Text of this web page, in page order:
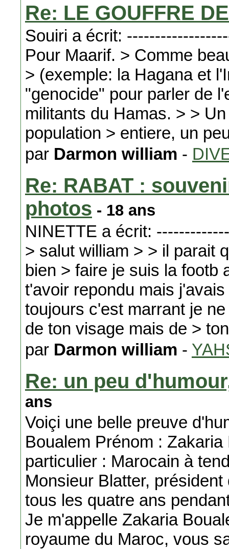
Re: LE GOUFFRE
Souiri a écrit:
Pour Maarif. > Comme
> (exemple: la Hagana et
"genocide" pour parler de
militants du Hamas. > >
population > entiere, un
par Darmon william -
Re: RABAT :
photos - 18 ans
NINETTE a écrit:
> salut william > > il parait
bien > faire je suis la footb
t'avoir repondu mais
toujours c'est marrant je
de ton visage mais de >
par Darmon william -
Re: un peu
ans
Voiçi une belle preuve
Boualem Prénom :
particulier : Marocain à
Monsieur Blatter,
tous les quatre ans
Je m'appelle Zakaria
royaume du Maroc, vous